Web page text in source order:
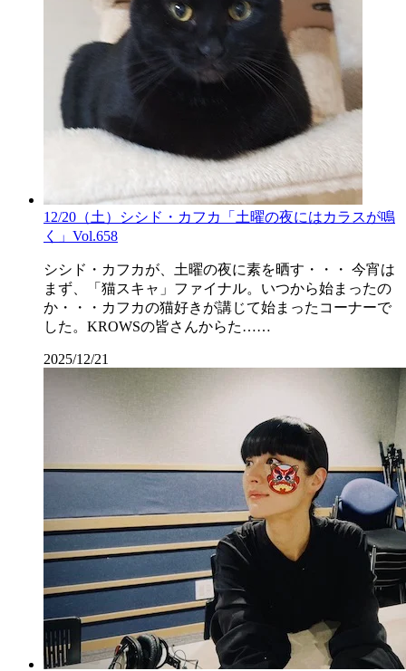
12/20（土）シシド・カフカ「土曜の夜にはカラスが鳴
く」Vol.658
シシド・カフカが、土曜の夜に素を晒す・・・ 今宵は
まず、「猫スキャ」ファイナル。いつから始まったの
か・・・カフカの猫好きが講じて始まったコーナーで
した。KROWSの皆さんからた……
2025/12/21